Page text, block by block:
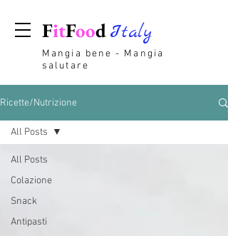
FitFoodItaly
Mangia bene - Mangia
salutare
Ricette/Nutrizione
All Posts
Colazione
Snack
Antipasti
All Posts